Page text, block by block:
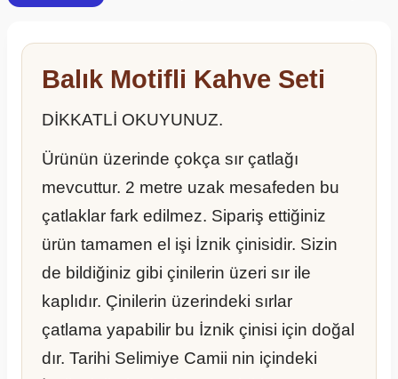
Balık Motifli Kahve Seti
DİKKATLİ OKUYUNUZ.
Ürünün üzerinde çokça sır çatlağı
mevcuttur. 2 metre uzak mesafeden bu
çatlaklar fark edilmez. Sipariş ettiğiniz
ürün tamamen el işi İznik çinisidir. Sizin
de bildiğiniz gibi çinilerin üzeri sır ile
kaplıdır. Çinilerin üzerindeki sırlar
çatlama yapabilir bu İznik çinisi için doğal
dır. Tarihi Selimiye Camii nin içindeki